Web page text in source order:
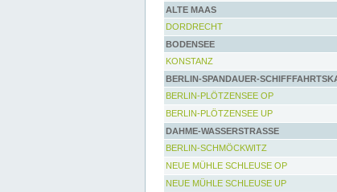
ALTE MAAS
DORDRECHT
BODENSEE
KONSTANZ
BERLIN-SPANDAUER-
BERLIN-PLÖTZENSEE OP
BERLIN-PLÖTZENSEE UP
DAHME-WASSERSTRASSE
BERLIN-SCHMÖCKWITZ
NEUE MÜHLE SCHLEUSE OP
NEUE MÜHLE SCHLEUSE UP